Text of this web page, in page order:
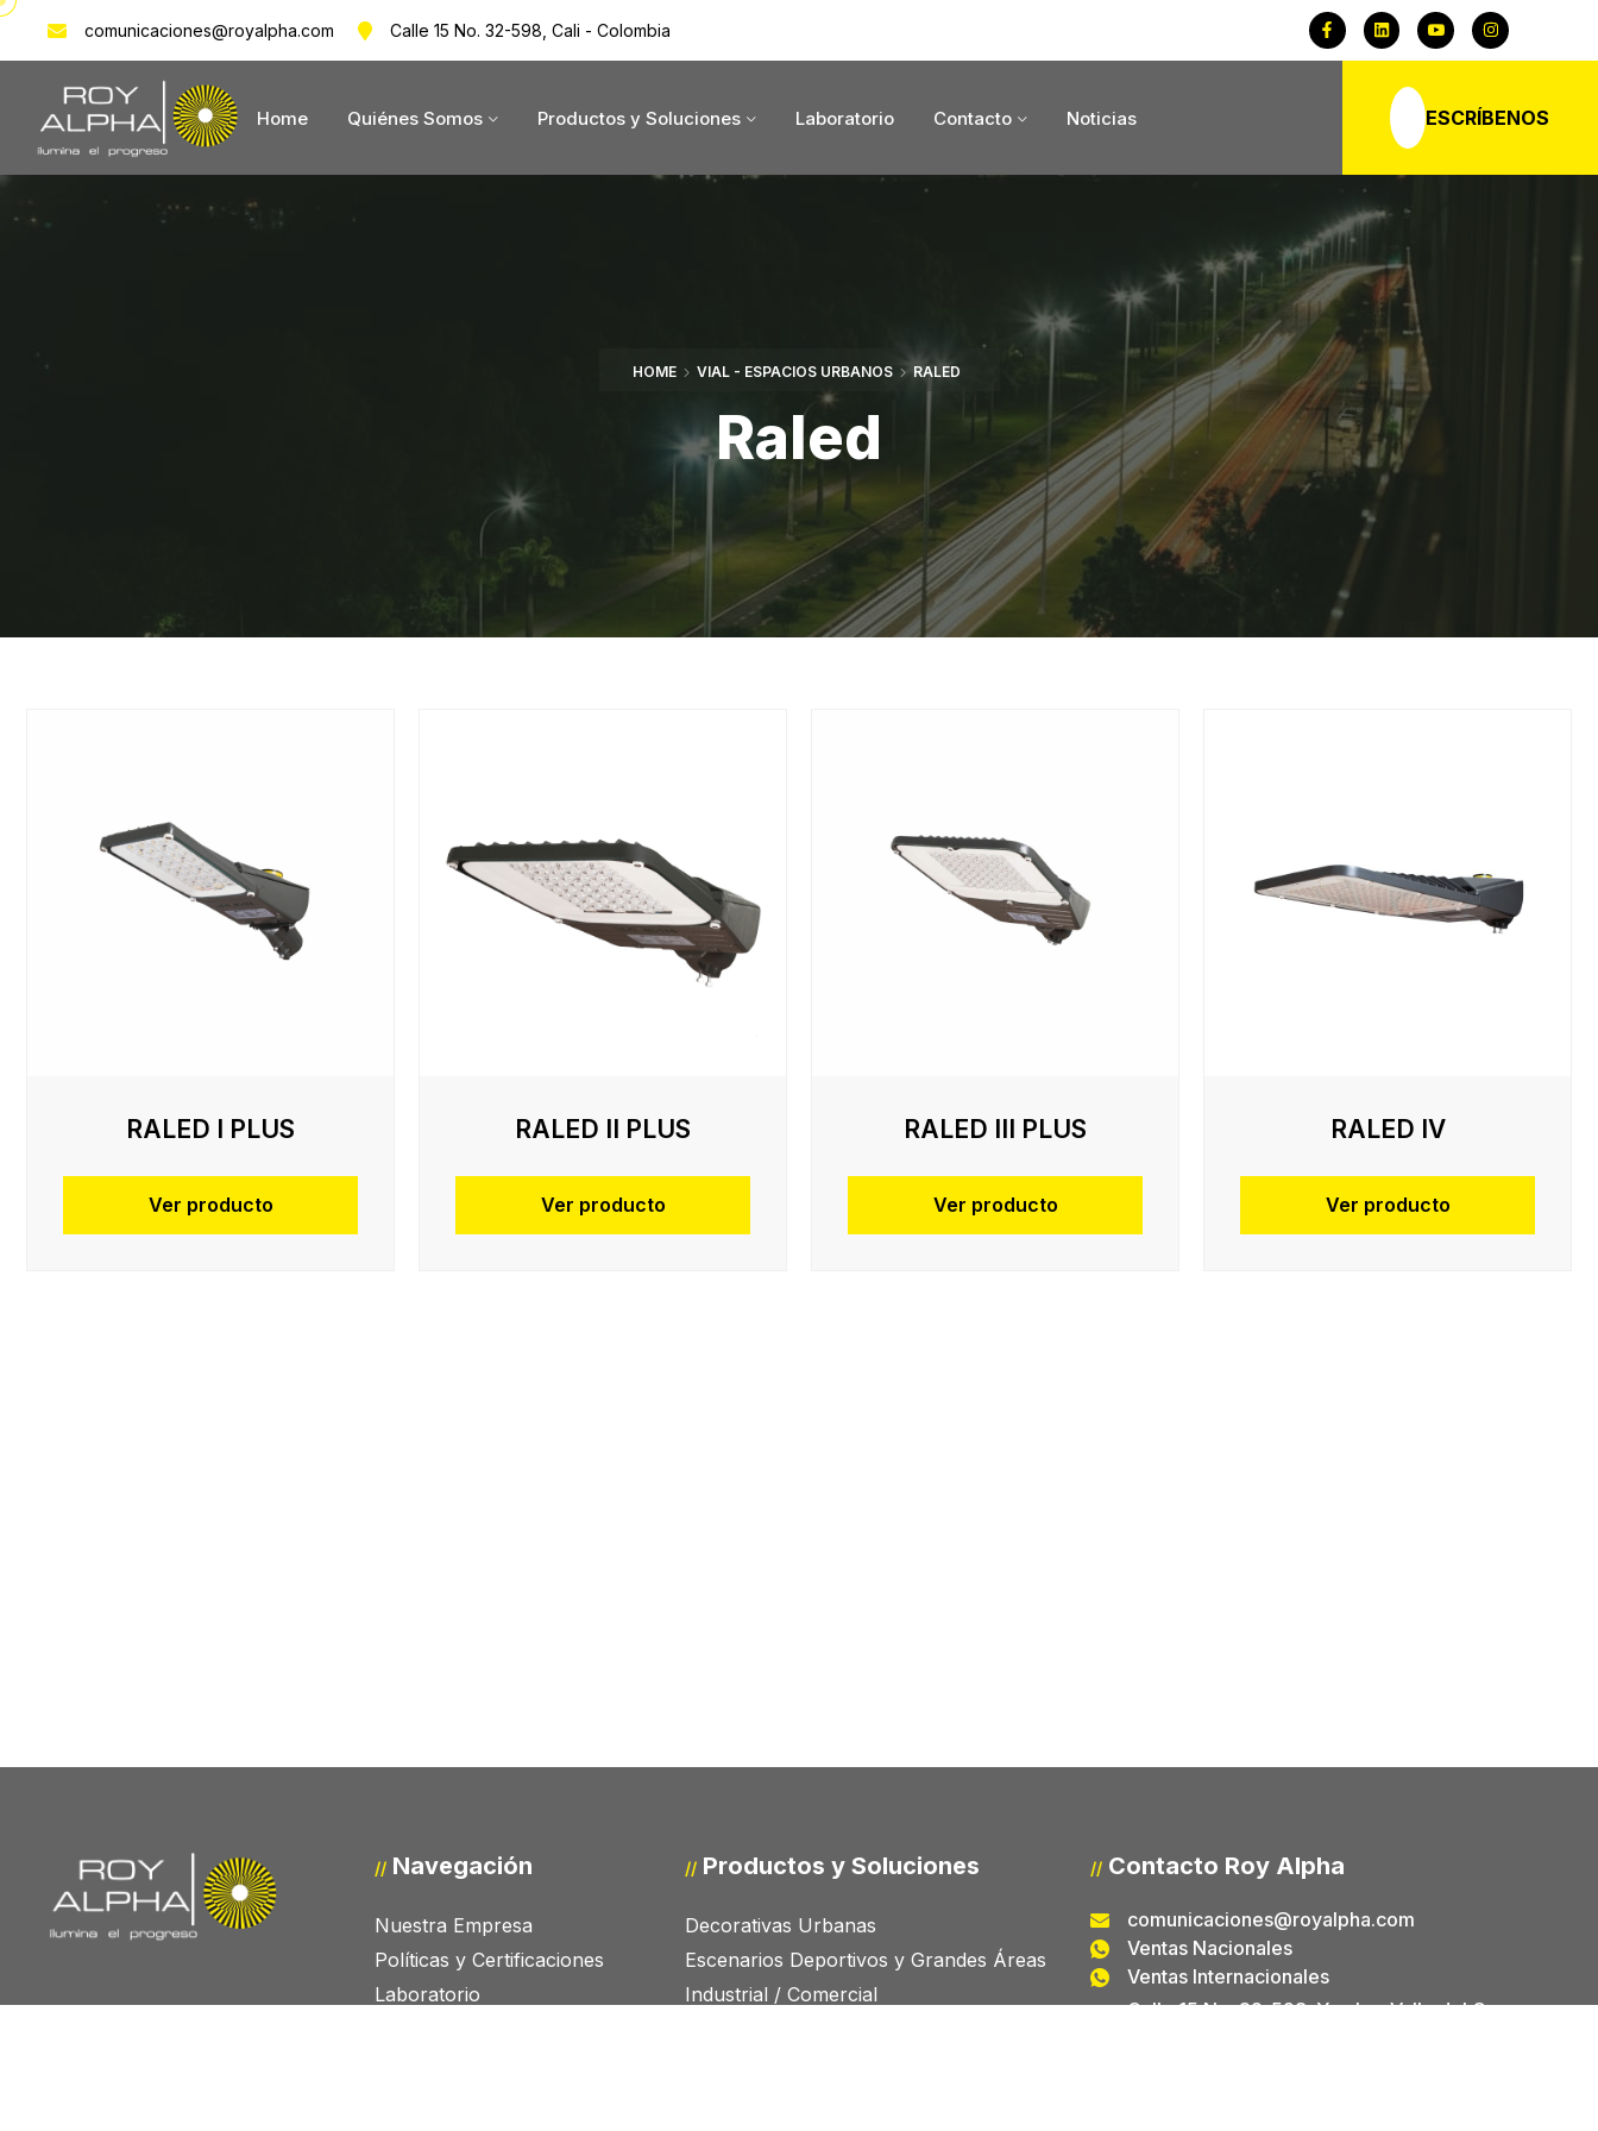
comunicaciones@royalpha.com Calle 15 No. 32-598, Cali - Colombia
Home Quiénes Somos Productos y Soluciones Laboratorio Contacto Noticias ESCRÍBENOS
HOME VIAL - ESPACIOS URBANOS RALED
Raled
RALED I PLUS
Ver producto
RALED II PLUS
Ver producto
RALED III PLUS
Ver producto
RALED IV
Ver producto
// Navegación
Nuestra Empresa
Políticas y Certificaciones
Laboratorio
// Productos y Soluciones
Decorativas Urbanas
Escenarios Deportivos y Grandes Áreas
Industrial / Comercial
// Contacto Roy Alpha
comunicaciones@royalpha.com
Ventas Nacionales
Ventas Internacionales
Calle 15 No. 32-598. Yumbo, Valle del Cauca -